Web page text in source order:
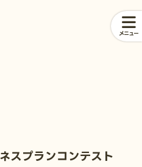
メニュー
スプランコンテスト